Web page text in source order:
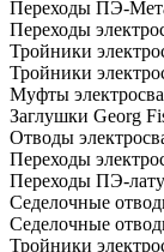
Переходы ПЭ-
Переходы
Тройники
Тройники
Муфты
Заглушки Georg
Отводы
Переходы
Переходы ПЭ-
Седелочные
Седелочные
Тройники